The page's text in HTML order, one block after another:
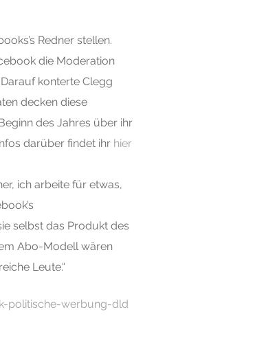
Redner stellen.
die Moderation
konterte Clegg
decken diese
des Jahres über ihr
darüber findet ihr hier
ich arbeite für etwas,
selbst das Produkt des
Abo-Modell wären
Leute.“
politische-werbung-dld